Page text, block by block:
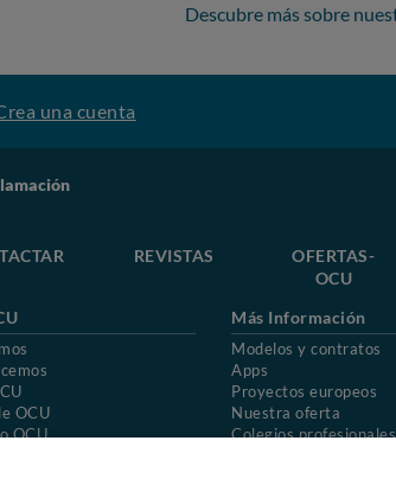
Descubre más sobre
una cuenta
REVISTAS
OFERTAS-
OCU
OCU
OCU
Más Información
Modelos y contratos
Apps
Proyectos europeos
Nuestra oferta
Colegios profesionales